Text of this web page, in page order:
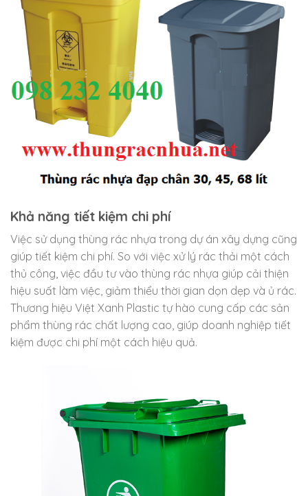
Khả năng tiết kiệm chi phí
Việc sử dụng thùng rác nhựa trong dự án xây dựng cũng
giúp tiết kiệm chi phí. So với việc xử lý rác thải một cách
thủ công, việc đầu tư vào thùng rác nhựa giúp cải thiện
hiệu suất làm việc, giảm thiểu thời gian dọn dẹp và ủ rác.
Thương hiệu Việt Xanh Plastic tự hào cung cấp các sản
phẩm thùng rác chất lượng cao, giúp doanh nghiệp tiết
kiệm được chi phí một cách hiệu quả.